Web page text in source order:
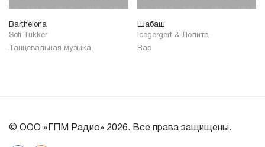
Barthelona
Sofi Tukker
Танцевальная музыка
Шабаш
Icegergert & Лолита
Rap
© ООО «ГПМ Радио» 2026. Все права защищены.